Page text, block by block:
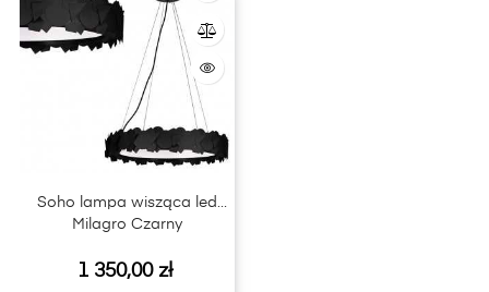
Soho lampa wisząca led
Milagro Czarny
Cena
1 350,00 zł